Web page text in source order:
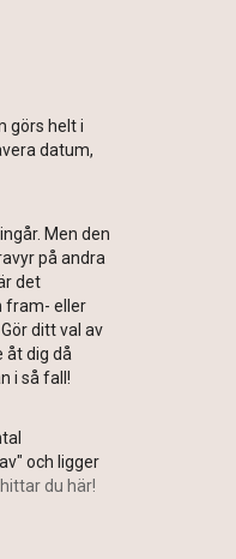
görs helt i
datum,
Men den
på andra
det
fram- eller
ditt val av
åt dig då
i så fall!
och ligger
du här!